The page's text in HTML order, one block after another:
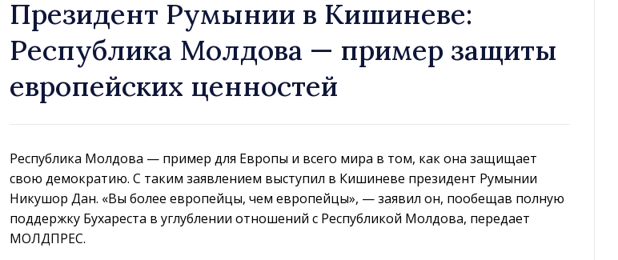
Президент Румынии в Кишиневе:
Республика Молдова — пример защиты
европейских ценностей
Республика Молдова — пример для Европы и всего мира в том, как она защищает
свою демократию. С таким заявлением выступил в Кишиневе президент Румынии
Никушор Дан. «Вы более европейцы, чем европейцы», — заявил он, пообещав полную
поддержку Бухареста в углублении отношений с Республикой Молдова, передает
МОЛДПРЕС.